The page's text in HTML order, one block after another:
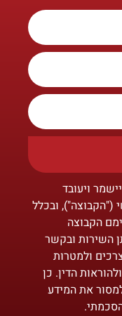
ויעובד
("הקבוצה"), ובכלל
הקבוצה
השירות ובקשר
ולמטרות
ולהוראות הדין. כן
את המידע